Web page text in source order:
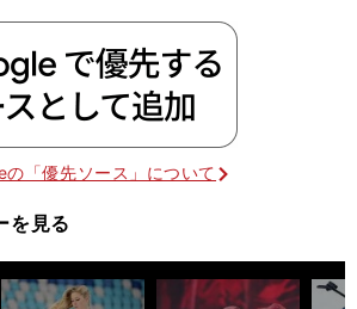
の「優先ソース」について
を見る